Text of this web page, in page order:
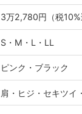
3万2,780円（税10%
S・M・L・LL
ピンク・ブラック
肩・ヒジ・セキツイ